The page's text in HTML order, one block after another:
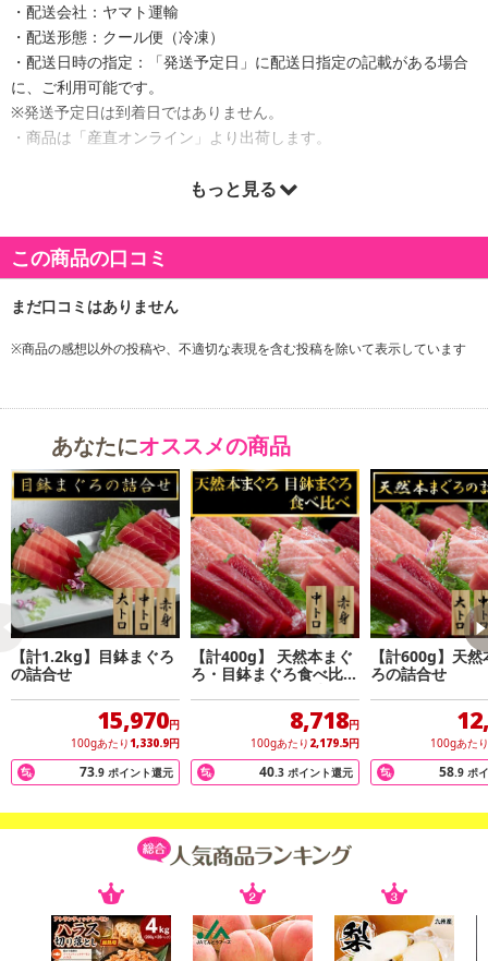
・配送会社：ヤマト運輸
・配送形態：クール便（冷凍）
・配送日時の指定：「発送予定日」に配送日指定の記載がある場合
に、ご利用可能です。
※発送予定日は到着日ではありません。
・商品は「産直オンライン」より出荷します。
三崎のまぐろ専門の卸問屋が確かな目利きで仕入れ、-50℃の超低温
す。天然本まぐろの詰合せを産地直送にてお届け致します。中トロ
は、濃厚な旨みと上品な口どけを感じられます。赤身は、身の締ま
す。まぐろが、いつもの食卓を鮮やかに彩ります。
もっと見る
この商品の口コミ
※商品の感想以外の投稿や、不適切な表現を含む投稿を除いて表示しています
あなたにオススメの商品
【計1.2kg】目鉢まぐろ
の詰合せ
15,970円
100gあたり 1,330.9円
73.9 ポイント還元
【計400g】 天然本まぐ
ろ・目鉢まぐろ食べ比べ
8,718円
100gあたり 2,179.5円
40.3 ポイント還元
【計600g】天
ろの詰合せ
100gあたり
58.9 ポ